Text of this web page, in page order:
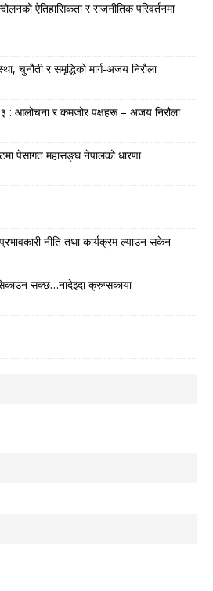
ऐतिहासिकता र राजनीतिक परिवर्तनमा
चुनौती र समृद्धिको मार्ग-अजय निरौला
आलोचना र कमजोर पक्षहरू – अजय निरौला
पेसागत महासङ्घ नेपालको धारणा
नीति तथा कार्यक्रम ल्याउन सकेन
सक्छ…नादेझ्दा क्रुप्सकाया